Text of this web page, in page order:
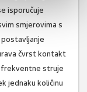
isporučuje
smjerovima s
čvrst kontakt
struje
jednaku količinu